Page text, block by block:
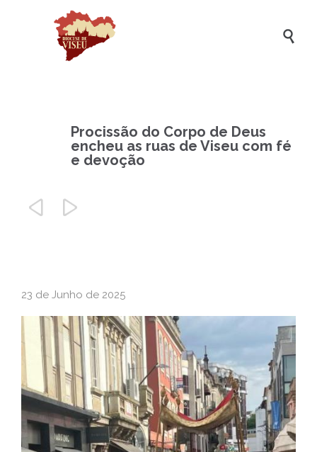

Procissão do Corpo de Deus
encheu as ruas de Viseu com fé
e devoção
 
23 de Junho de 2025